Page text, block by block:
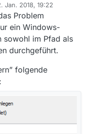
mal funktioniert.
anscheinend
werden ersetzt,
werden nur im
konsistentes
Unterstriche die
ersetzen, ist mir
aber die sind
lange Namen immer
kein Problem
zu lassen, aber die
Jan. 2018, 19:22
von
Problem
ein Windows-
sowohl im Pfad als
durchgeführt.
folgende